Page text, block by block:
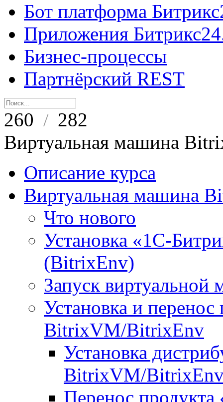
Бот платформа
Приложения
Бизнес-процессы
Партнёрский REST
260 / 282
Виртуальная машина
Описание курса
Виртуальная машина
Что нового
Установка «1С-
(BitrixEnv)
Запуск
Установка и
BitrixVM/BitrixEnv
Установка
BitrixVM/
Перенос